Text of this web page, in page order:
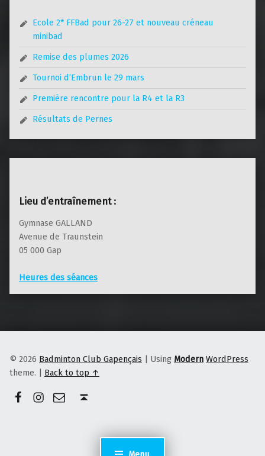
Ecole 2* FFBad pour 26-27 et nouveau créneau
minibad
Remise des plumes 2026
Tournoi d’Embrun le 29 mars
Première rencontre pour la R4 et la R3
Résultats de Pernes
Lieu d’entraînement :
Gymnase GALLAND
Avenue de Traunstein
05 000 Gap
Heures des séances
© 2026 Badminton Club Gapençais | Using Modern WordPress
theme. | Back to top ↑